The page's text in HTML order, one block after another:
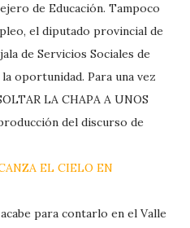
de Educación. Tampoco
el diputado provincial de
de Servicios Sociales de
oportunidad. Para una vez
LA CHAPA A UNOS
del discurso de
EL CIELO EN
para contarlo en el Valle